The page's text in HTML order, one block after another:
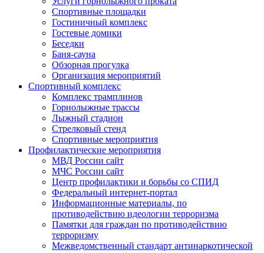
Спортивные площадки
Гостиничный комплекс
Гостевые домики
Беседки
Баня-сауна
Обзорная прогулка
Организация мероприятий
Спортивный комплекс
Комплекс трамплинов
Горнолыжные трассы
Лыжный стадион
Стрелковый стенд
Спортивные мероприятия
Профилактические мероприятия
МВД России сайт
МЧС России сайт
Центр профилактики и борьбы со СПИД
Федеральный интернет-портал
Информационные материалы, по
противодействию идеологии терроризма
Памятки для граждан по противодействию
терроризму
Межведомственный стандарт антинаркотической